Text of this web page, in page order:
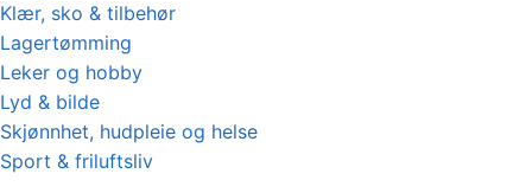
Klær, sko & tilbehør
Lagertømming
Leker og hobby
Lyd & bilde
Skjønnhet, hudpleie og helse
Sport & friluftsliv